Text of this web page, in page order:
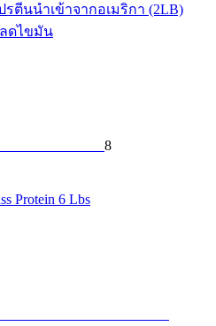
ตีนนำเข้าจากอเมริกา (2LB)
ดไขมัน
8
Protein 6 Lbs